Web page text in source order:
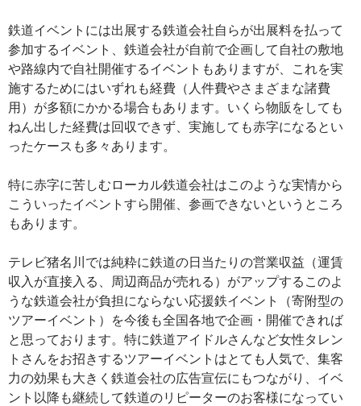
鉄道イベントには出展する鉄道会社自らが出展料を払って
参加するイベント、鉄道会社が自前で企画して自社の敷地
や路線内で自社開催するイベントもありますが、これを実
施するためにはいずれも経費（人件費やさまざまな諸費
用）が多額にかかる場合もあります。いくら物販をしても
ねん出した経費は回収できず、実施しても赤字になるとい
ったケースも多々あります。
特に赤字に苦しむローカル鉄道会社はこのような実情から
こういったイベントすら開催、参画できないというところ
もあります。
テレビ猪名川では純粋に鉄道の日当たりの営業収益（運賃
収入が直接入る、周辺商品が売れる）がアップするこのよ
うな鉄道会社が負担にならない応援鉄イベント（寄附型の
ツアーイベント）を今後も全国各地で企画・開催できれば
と思っております。特に鉄道アイドルさんなど女性タレン
トさんをお招きするツアーイベントはとても人気で、集客
力の効果も大きく鉄道会社の広告宣伝にもつながり、イベ
ント以降も継続して鉄道のリピーターのお客様になってい